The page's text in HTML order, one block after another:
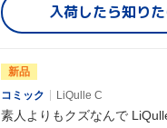
入荷したら知り
新品
コミック
LiQulle C
素人よりもクズなんで